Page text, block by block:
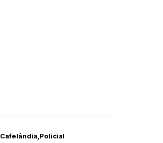
Cafelândia Policial